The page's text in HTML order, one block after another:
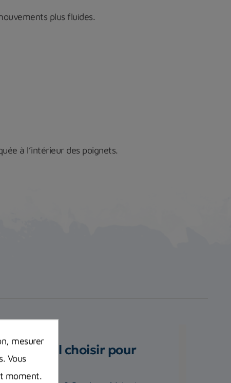
plus fluides.
à l’intérieur des poignets.
matériel choisir pour
mesurer
Vous
moment.